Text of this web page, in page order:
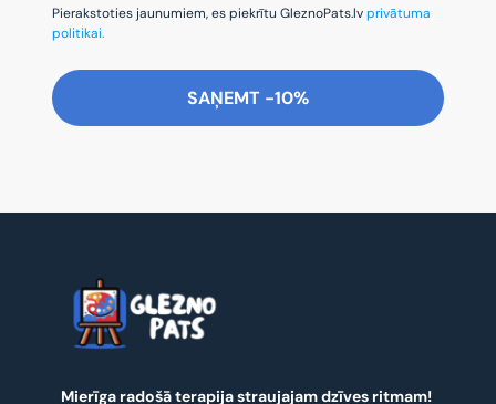
Pierakstoties jaunumiem, es piekrītu GleznoPats.lvprivātuma
politikai.
SAŅEMT -10%
Mierīga radošā terapija straujajam dzīves ritmam!